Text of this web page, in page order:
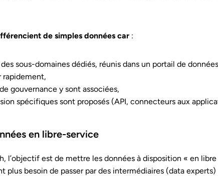
de simples données car:
sous-domaines dédiés, réunis dans un portail de
rapidement,
gouvernance y sont associées,
spécifiques sont proposés (API, connecteurs aux
en libre-service
l’objectif est de mettre les données à disposition « en
plus besoin de passer par des intermédiaires (data